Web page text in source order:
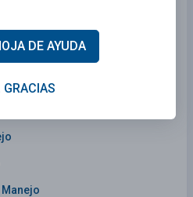
DE AYUDA
GRACIAS